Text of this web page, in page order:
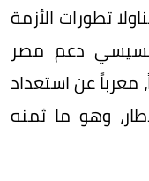
تطورات الأزمة
السيسي دعم مصر
معرباً عن استعداد
وهو ما ثمنه